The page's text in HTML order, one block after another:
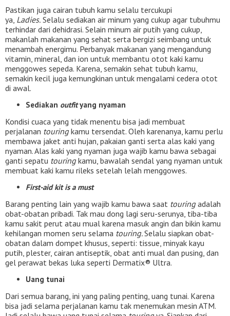
Pastikan juga cairan tubuh kamu selalu tercukupi
ya, Ladies. Selalu sediakan air minum yang cukup agar tubuhmu
terhindar dari dehidrasi. Selain minum air putih yang cukup,
makanlah makanan yang sehat serta bergizi seimbang untuk
menambah energimu. Perbanyak makanan yang mengandung
vitamin, mineral, dan ion untuk membantu otot kaki kamu
menggowes sepeda. Karena, semakin sehat tubuh kamu,
semakin kecil juga kemungkinan untuk mengalami cedera otot
di awal.
Sediakan outfityang nyaman
Kondisi cuaca yang tidak menentu bisa jadi membuat
perjalanan touringkamu tersendat. Oleh karenanya, kamu perlu
membawa jaket anti hujan, pakaian ganti serta alas kaki yang
nyaman. Alas kaki yang nyaman juga wajib kamu bawa sebagai
ganti sepatu touringkamu, bawalah sendal yang nyaman untuk
membuat kaki kamu rileks setelah lelah menggowes.
First-aid kit is a must
Barang penting lain yang wajib kamu bawa saat touringadalah
obat-obatan pribadi. Tak mau dong lagi seru-serunya, tiba-tiba
kamu sakit perut atau mual karena masuk angin dan bikin kamu
kehilangan momen seru selama touring.Selalu siapkan obat-
obatan dalam dompet khusus, seperti: tissue, minyak kayu
putih, plester, cairan antiseptik, obat anti mual dan pusing, dan
gel perawat bekas luka seperti Dermatix® Ultra.
Uang tunai
Dari semua barang, ini yang paling penting, uang tunai. Karena
bisa jadi selama perjalanan kamu tak menemukan mesin ATM.